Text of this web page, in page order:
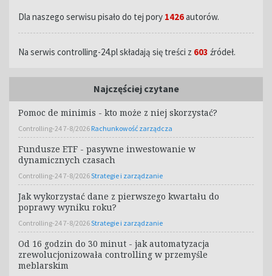
Dla naszego serwisu pisało do tej pory 1426autorów.
Na serwis controlling-24.pl składają się treści z 603 źródeł.
Najczęściej czytane
Pomoc de minimis - kto może z niej skorzystać?
Controlling-24 7-8/2026 Rachunkowość zarządcza
Fundusze ETF - pasywne inwestowanie w
dynamicznych czasach
Controlling-24 7-8/2026Strategie i zarządzanie
Jak wykorzystać dane z pierwszego kwartału do
poprawy wyniku roku?
Controlling-24 7-8/2026Strategie i zarządzanie
Od 16 godzin do 30 minut - jak automatyzacja
zrewolucjonizowała controlling w przemyśle
meblarskim